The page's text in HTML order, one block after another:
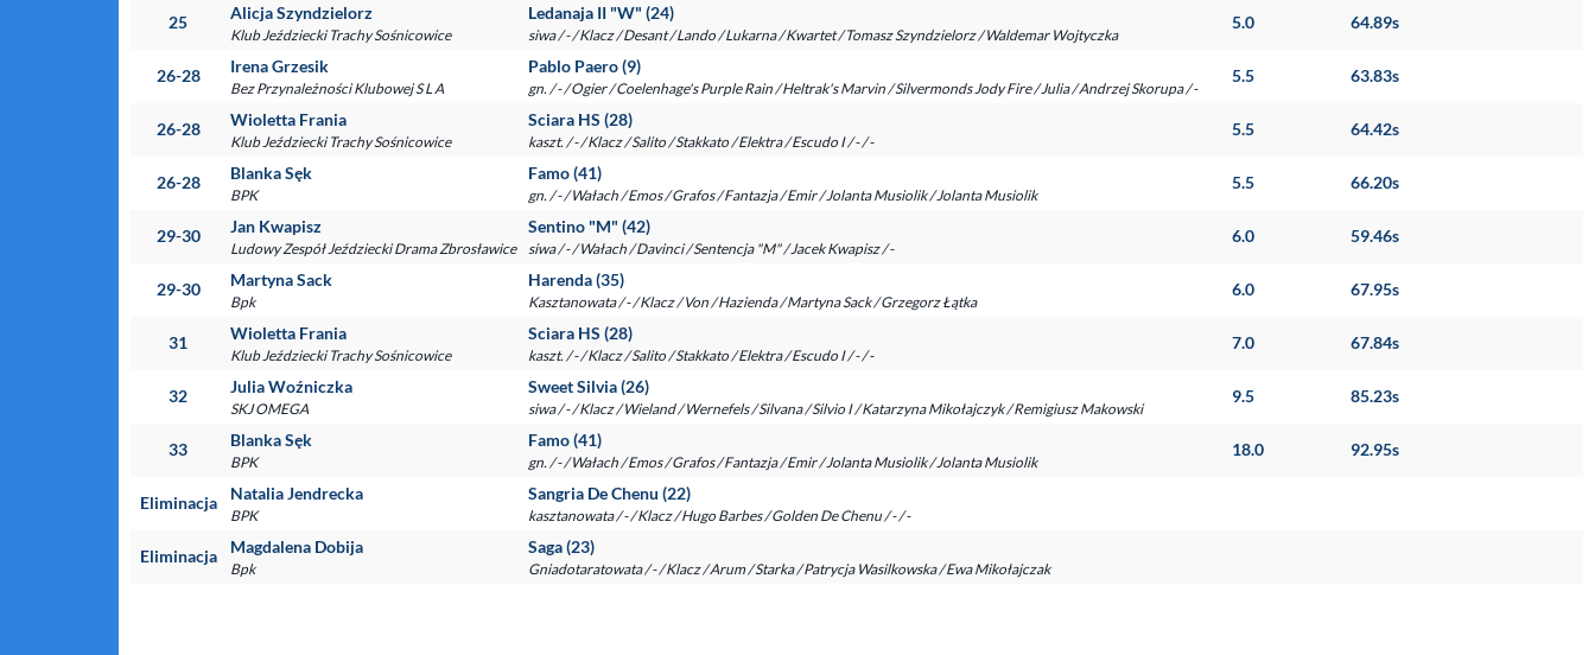
25 Alicja Szyndzielorz
Klub Jeździecki Trachy Sośnicowice
Ledanaja II "W" (24)
siwa / - / Klacz / Desant / Lando / Lukarna / Kwartet / Tomasz Szyndzielorz / Waldemar Wojtyczka
5.0 64.89s
26-28 Irena Grzesik
Bez Przynależności Klubowej S L A
Pablo Paero (9)
gn. / - / Ogier / Coelenhage's Purple Rain / Heltrak's Marvin / Silvermonds Jody Fire / Julia / Andrzej Skorupa / -
5.5 63.83s
26-28 Wioletta Frania
Klub Jeździecki Trachy Sośnicowice
Sciara HS (28)
kaszt. / - / Klacz / Salito / Stakkato / Elektra / Escudo I / - / -
5.5 64.42s
26-28 Blanka Sęk
BPK
Famo (41)
gn. / - / Wałach / Emos / Grafos / Fantazja / Emir / Jolanta Musiolik / Jolanta Musiolik
5.5 66.20s
29-30 Jan Kwapisz
Ludowy Zespół Jeździecki Drama Zbrosławice
Sentino "M" (42)
siwa / - / Wałach / Davinci / Sentencja "M" / Jacek Kwapisz / -
6.0 59.46s
29-30 Martyna Sack
Bpk
Harenda (35)
Kasztanowata / - / Klacz / Von / Hazienda / Martyna Sack / Grzegorz Łątka
6.0 67.95s
31 Wioletta Frania
Klub Jeździecki Trachy Sośnicowice
Sciara HS (28)
kaszt. / - / Klacz / Salito / Stakkato / Elektra / Escudo I / - / -
7.0 67.84s
32 Julia Woźniczka
SKJ OMEGA
Sweet Silvia (26)
siwa / - / Klacz / Wieland / Wernefels / Silvana / Silvio I / Katarzyna Mikołajczyk / Remigiusz Makowski
9.5 85.23s
33 Blanka Sęk
BPK
Famo (41)
gn. / - / Wałach / Emos / Grafos / Fantazja / Emir / Jolanta Musiolik / Jolanta Musiolik
18.0 92.95s
Eliminacja Natalia Jendrecka
BPK
Sangria De Chenu (22)
kasztanowata / - / Klacz / Hugo Barbes / Golden De Chenu / - / -
Eliminacja Magdalena Dobija
Bpk
Saga (23)
Gniadotaratowata / - / Klacz / Arum / Starka / Patrycja Wasilkowska / Ewa Mikołajczak